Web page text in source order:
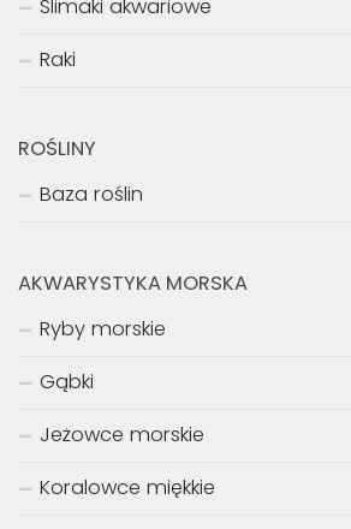
Ślimaki akwariowe
Raki
ROŚLINY
Baza roślin
AKWARYSTYKA MORSKA
Ryby morskie
Gąbki
Jeżowce morskie
Koralowce miękkie